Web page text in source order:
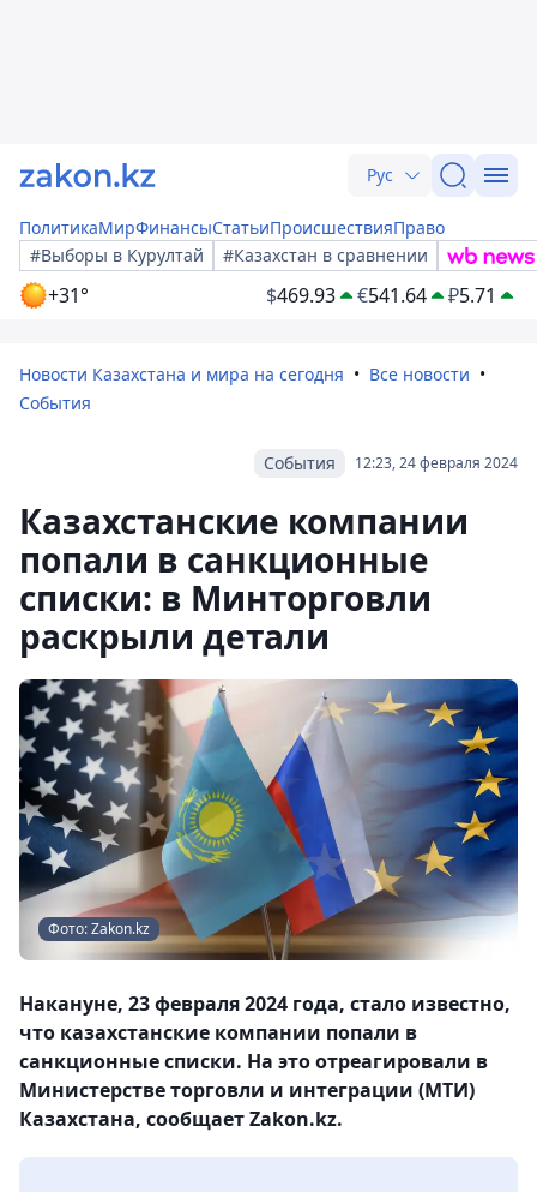
Рус
ПолитикаМирФинансыСтатьиПроисшествияПраво
#Выборы в Курултай
#Казахстан в сравнении
+31° $469.93 €541.64 ₽5.71
Новости Казахстана и мира на сегодня
Все новости
События
12:23, 24 февраля 2024
События
Казахстанские компании
попали в санкционные
списки: в Минторговли
раскрыли детали
Фото: Zakon.kz
Накануне, 23 февраля 2024 года, стало известно,
что казахстанские компании попали в
санкционные списки. На это отреагировали в
Министерстве торговли и интеграции (МТИ)
Казахстана, сообщает Zakon.kz.